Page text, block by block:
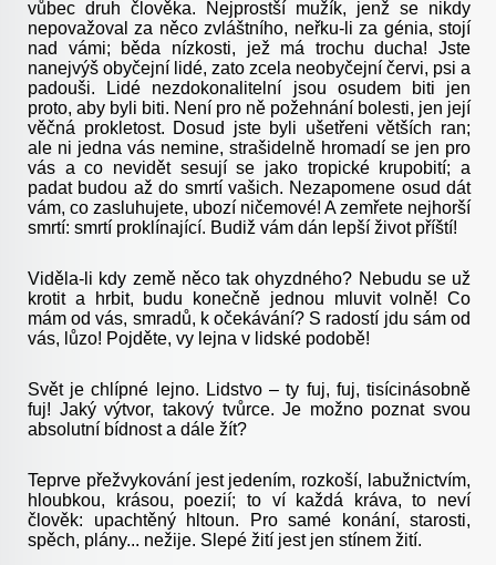
vůbec druh člověka. Nejprostší mužík, jenž se nikdy
nepovažoval za něco zvláštního, neřku-li za génia, stojí
nad vámi; běda nízkosti, jež má trochu ducha! Jste
nanejvýš obyčejní lidé, zato zcela neobyčejní červi, psi a
padouši. Lidé nezdokonalitelní jsou osudem biti jen
proto, aby byli biti. Není pro ně požehnání bolesti, jen její
věčná prokletost. Dosud jste byli ušetřeni větších ran;
ale ni jedna vás nemine, strašidelně hromadí se jen pro
vás a co nevidět sesují se jako tropické krupobití; a
padat budou až do smrtí vašich. Nezapomene osud dát
vám, co zasluhujete, ubozí ničemové! A zemřete nejhorší
smrtí: smrtí proklínající. Budiž vám dán lepší život příští!
Viděla-li kdy země něco tak ohyzdného? Nebudu se už
krotit a hrbit, budu konečně jednou mluvit volně! Co
mám od vás, smradů, k očekávání? S radostí jdu sám od
vás, lůzo! Pojděte, vy lejna v lidské podobě!
Svět je chlípné lejno. Lidstvo – ty fuj, fuj, tisícinásobně
fuj! Jaký výtvor, takový tvůrce. Je možno poznat svou
absolutní bídnost a dále žít?
Teprve přežvykování jest jedením, rozkoší, labužnictvím,
hloubkou, krásou, poezií; to ví každá kráva, to neví
člověk: upachtěný hltoun. Pro samé konání, starosti,
spěch, plány... nežije. Slepé žití jest jen stínem žití.